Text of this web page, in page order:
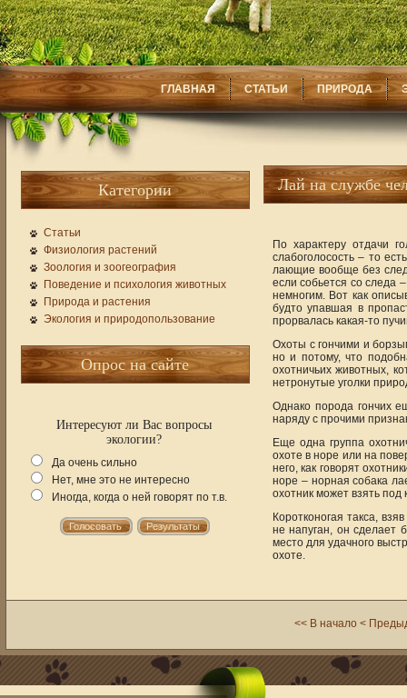
ГЛАВНАЯ СТАТЬИ ПРИРОДА
Категории
Статьи
Физиология растений
Зоология и зоогеография
Поведение и психология животных
Природа и растения
Экология и природопользование
Опрос на сайте
Интересуют ли Вас вопросы
экологии?
Да очень сильно
Нет, мне это не интересно
Иногда, когда о ней говорят по т.в.
Лай на службе
По характеру отдачи
слабоголосость – то
лающие вообще без
если собьется со следа
немногим. Вот как
будто упавшая в
прорвалась какая-то
Охоты с гончими и
но и потому, что
охотничьих животных,
нетронутые уголки
Однако порода гончих
наряду с прочими
Еще одна группа
охоте в норе или на
него, как говорят
норе – норная собака
охотник может взять
Коротконогая такса,
не напуган, он сделает
место для удачного
охоте.
<< В начало <